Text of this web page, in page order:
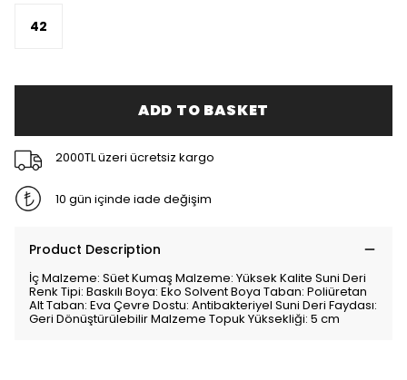
42
ADD TO BASKET
2000TL üzeri ücretsiz kargo
10 gün içinde iade değişim
Product Description
İç Malzeme: Süet Kumaş Malzeme: Yüksek Kalite Suni Deri
Renk Tipi: Baskılı Boya: Eko Solvent Boya Taban: Poliüretan
Alt Taban: Eva Çevre Dostu: Antibakteriyel Suni Deri Faydası:
Geri Dönüştürülebilir Malzeme Topuk Yüksekliği: 5 cm